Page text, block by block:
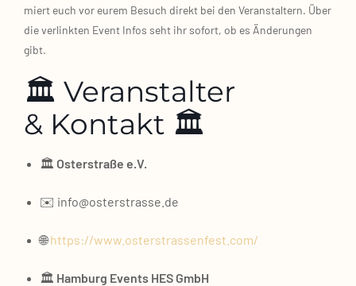
miert euch vor eurem Besuch direkt bei den Ver­an­stal­tern. Über
die ver­link­ten Event Infos seht ihr sofort, ob es Ände­run­gen
gibt.
🏛️ Veranstalter
& Kontakt 🏛️
🏛️ Oster­stra­ße e.V.
✉️ info@osterstrasse.de
🌐https://www.osterstrassenfest.com/
🏛️ Ham­burg Events HES GmbH